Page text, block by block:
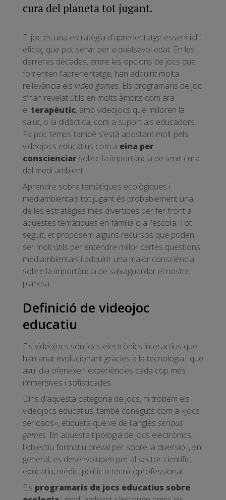
cura del planeta tot jugant.
El joc és una estratègia d'aprenentatge essencial i
eficaç que pot servir per a qualsevol edat. En les
darreres dècades, entre les opcions de jocs que
fomenten l'aprenentatge, han adquirit molta
rellevància els video games. Els programaris de joc
s'han revelat útils en molts àmbits com ara
el terapèutic, amb videojocs que milloren la
salut, o la didàctica, com a suport als educadors.
Fa poc temps també s'està apostant molt pels
videojocs educatius com a eina per
conscienciar sobre la importància de tenir cura
del medi ambient.
Aprendre sobre temàtiques ecològiques i
mediambientals tot jugant és probablement una
de les estratègies més divertides per fer front a
aquestes temàtiques en família o a l'escola. Tot
seguit, et proposem alguns recursos que poden
ser molt útils per entendre millor certes qüestions
mediambientals i adquirir una major consciència
sobre la importància de salvaguardar el nostre
planeta.
Definició de videojoc
educatiu
Els videojocs són jocs electrònics interactius que
han anat evolucionant gràcies a la tecnologia i que
avui dia ofereixen experiències cada cop més
immersives i sofisticades.
Dins d'aquesta categoria de jocs, hi trobem els
videojocs educatius, també coneguts com a «jocs
seriosos», etiqueta que ve de l'anglès serious
games. En aquesta tipologia de jocs electrònics,
l'objectiu formatiu preval per sobre la diversió i, en
general, es desenvolupen per al sector científic,
educatiu, mèdic, polític o tecnicoprofessional.
Els programaris de jocs educatius sobre